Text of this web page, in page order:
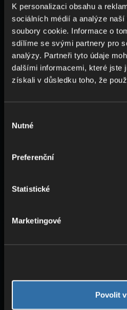
sociálních médií a analýze naší
soubory cookie. Informace o
sdílíme se svými partnery pro
analýzy. Partneři tyto údaje
dalšími informacemi, které jste
získali v důsledku toho, že
Výběr
Povolit
KVALITNÍ
Procesory
ECC RAM
SSD úložiště